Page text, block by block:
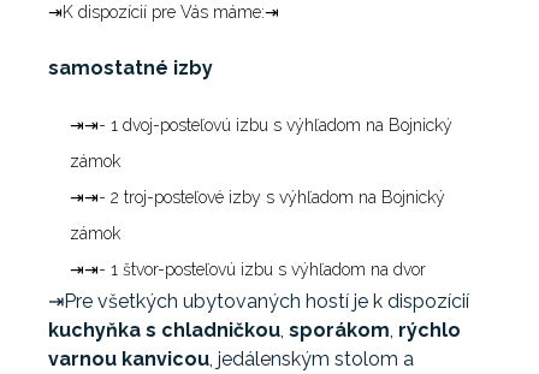
⇥K dispozícií pre Vás máme:⇥
samostatné izby
⇥⇥- 1 dvoj-posteľovú izbu s výhľadom na Bojnický
zámok
⇥⇥- 2 troj-posteľové izby s výhľadom na Bojnický
zámok
⇥⇥- 1 štvor-posteľovú izbu s výhľadom na dvor
⇥Pre všetkých ubytovaných hostí je k dispozícií
kuchyňka s chladničkou sporákom rýchlo
varnou kanvicou , jedálenským stolom a